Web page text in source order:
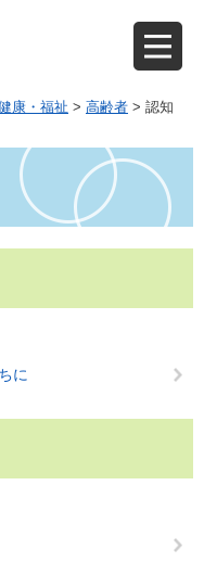
康・福祉 > 高齢者 > 認知
に